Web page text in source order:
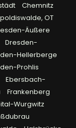
Chemnitz
OT
Äußere
Dresden-
Hellerberge
Prohlis
Ebersbach-
Frankenberg
Wurgwitz